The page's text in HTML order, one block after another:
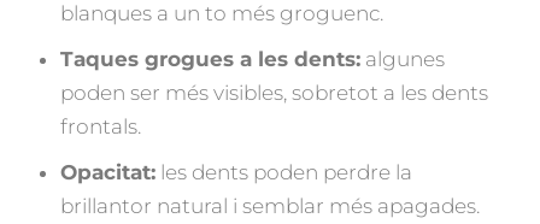
blanques a un to més groguenc.
Taques grogues a les dents: algunes
poden ser més visibles, sobretot a les dents
frontals.
Opacitat: les dents poden perdre la
brillantor natural i semblar més apagades.